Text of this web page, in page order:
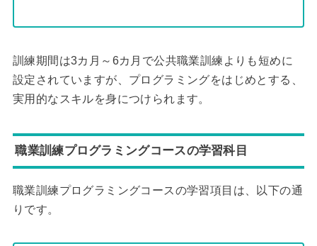
訓練期間は3カ月～6カ月で公共職業訓練よりも短めに
設定されていますが、プログラミングをはじめとする、
実用的なスキルを身につけられます。
職業訓練プログラミングコースの学習科目
職業訓練プログラミングコースの学習項目は、以下の通
りです。